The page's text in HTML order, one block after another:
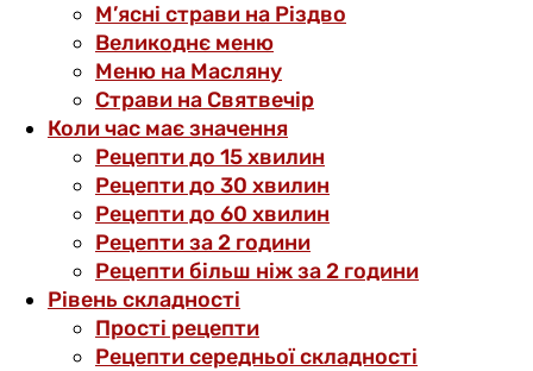
М’ясні страви на Різдво
Великоднє меню
Меню на Масляну
Страви на Святвечір
Коли час має значення
Рецепти до 15 хвилин
Рецепти до 30 хвилин
Рецепти до 60 хвилин
Рецепти за 2 години
Рецепти більш ніж за 2 години
Рівень складності
Прості рецепти
Рецепти середньої складності